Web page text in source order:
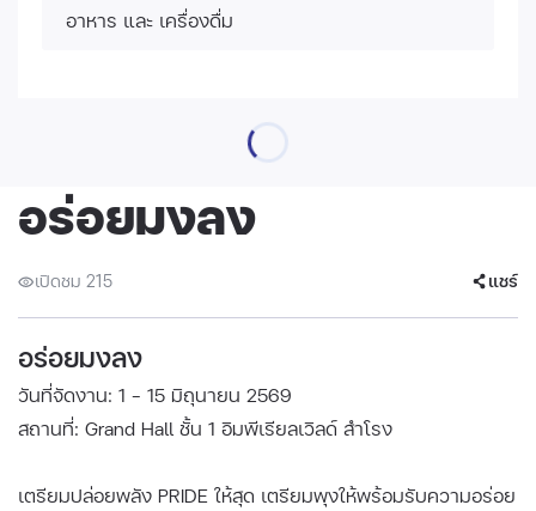
อาหาร และ เครื่องดื่ม
อร่อยมงลง
เปิดชม 215 แชร์
อร่อยมงลง
วันที่จัดงาน: 1 - 15 มิถุนายน 2569
สถานที่: Grand Hall ชั้น 1 อิมพีเรียลเวิลด์ สำโรง
เตรียมปล่อยพลัง PRIDE ให้สุด เตรียมพุงให้พร้อมรับความอร่อย